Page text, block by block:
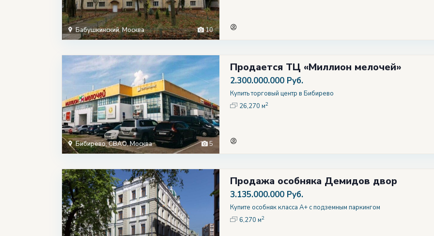
10
Бабушкинский,Москва
5
Бибирево,СВАО,Москва
Продается ТЦ «Миллион мелочей»
2.300.000.000 Руб.
Купить торговый центр в Бибирево
26,270 м2
Продажа особняка Демидов двор
3.135.000.000 Руб.
Купите особняк класса А+ с подземным паркингом
6,270 м2